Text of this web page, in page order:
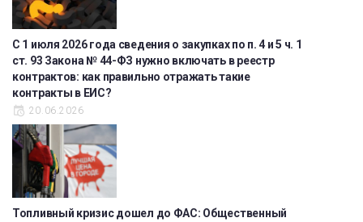
С 1 июля 2026 года сведения о закупках по п. 4 и 5 ч. 1
ст. 93 Закона № 44-ФЗ нужно включать в реестр
контрактов: как правильно отражать такие
контракты в ЕИС?
20.06.2026
Топливный кризис дошел до ФАС: Общественный